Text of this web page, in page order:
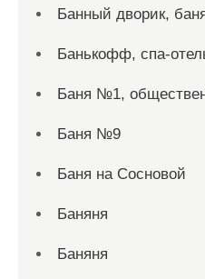
Банный дворик,
Банькофф, спа-
Баня №1,
Баня №9
Баня на Сосновой
Баняня
Баняня